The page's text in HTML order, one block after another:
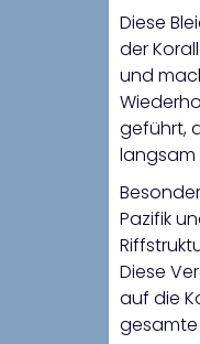
Diese
der
und
geführt,
langsam
Pazifik
Diese
auf die
gesamte